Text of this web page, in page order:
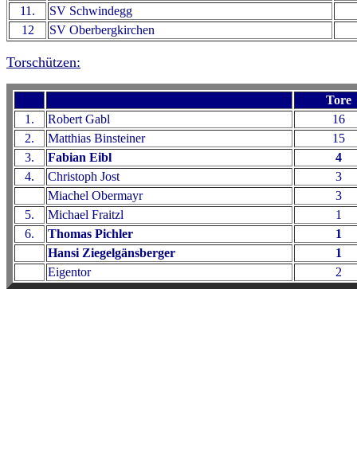
11.
SV Schwindegg
12
SV Oberbergkirchen
Torschützen:
Tore
1.
Robert Gabl
16
2.
Matthias Binsteiner
15
3.
Fabian Eibl
4
4.
Christoph Jost
3
Miachel Obermayr
3
5.
Michael Fraitzl
1
6.
Thomas Pichler
1
Hansi Ziegelgänsberger
1
Eigentor
2